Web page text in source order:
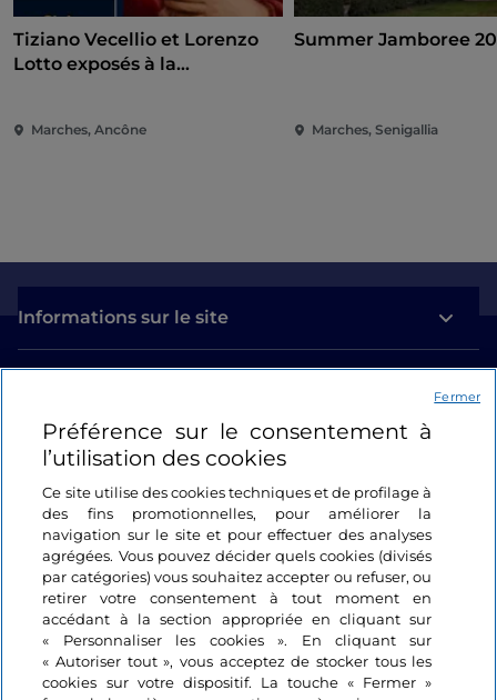
Tiziano Vecellio et Lorenzo
Lotto exposés à la
Marches, Ancône
Summer Jamboree
Marches, Senigallia
Informations sur le site
Se connecter
Suivez-nous
Préférence sur le consentement à
l’utilisation des cookies
Ce site utilise des cookies techniques et de profilage à
des fins promotionnelles, pour améliorer la
navigation sur le site et pour effectuer des analyses
agrégées. Vous pouvez décider quels cookies (divisés
par catégories) vous souhaitez accepter ou refuser, ou
retirer votre consentement à tout moment en
accédant à la section appropriée en cliquant sur
« Personnaliser les cookies ». En cliquant sur
« Autoriser tout », vous acceptez de stocker tous les
cookies sur votre dispositif. La touche « Fermer »
Fermer